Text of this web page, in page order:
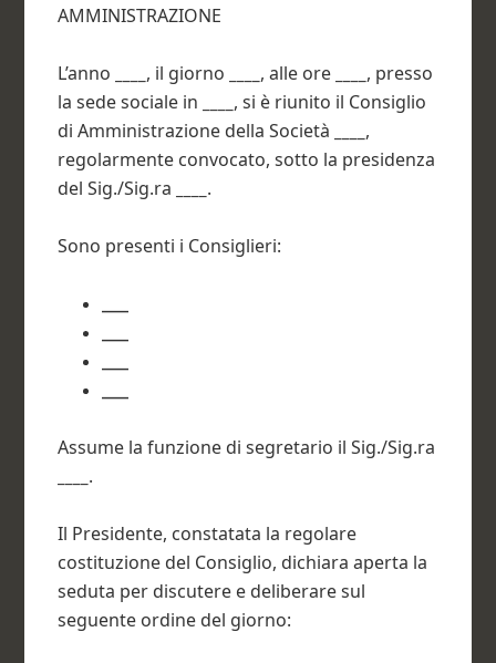
AMMINISTRAZIONE
L’anno , il giorno , alle ore
, presso
la sede sociale in
, si è riunito il Consiglio
di Amministrazione della Società
,
regolarmente convocato, sotto la presidenza
del Sig./Sig.ra
.
Sono presenti i Consiglieri:
Assume la funzione di segretario il Sig./Sig.ra
.
Il Presidente, constatata la regolare
costituzione del Consiglio, dichiara aperta la
seduta per discutere e deliberare sul
seguente ordine del giorno: